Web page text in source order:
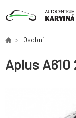
Osobní
Aplus A610